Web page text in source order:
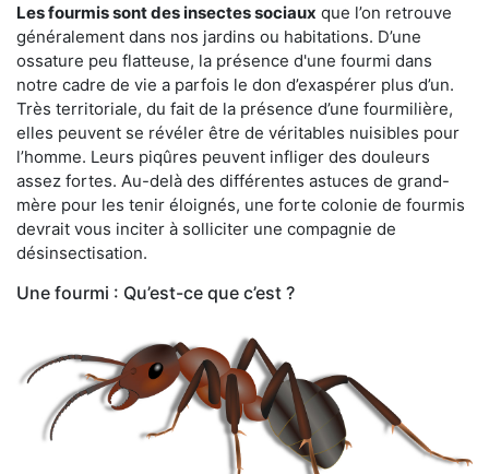
Les fourmis sont des insectes sociaux que l’on retrouve
généralement dans nos jardins ou habitations. D’une
ossature peu flatteuse, la présence d'une fourmi dans
notre cadre de vie a parfois le don d’exaspérer plus d’un.
Très territoriale, du fait de la présence d’une fourmilière,
elles peuvent se révéler être de véritables nuisibles pour
l’homme. Leurs piqûres peuvent infliger des douleurs
assez fortes. Au-delà des différentes astuces de grand-
mère pour les tenir éloignés, une forte colonie de fourmis
devrait vous inciter à solliciter une compagnie de
désinsectisation.
Une fourmi : Qu’est-ce que c’est ?